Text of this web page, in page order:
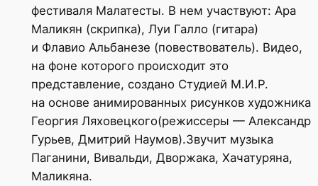
фестиваля Малатесты. В нем участвуют: Ара
Маликян (скрипка), Луи Галло (гитара)
и Флавио Альбанезе (повествователь). Видео,
на фоне которого происходит это
представление, создано Студией М.И.Р.
на основе анимированных рисунков художника
Георгия Ляховецкого(режиссеры — Александр
Гурьев, Дмитрий Наумов).Звучит музыка
Паганини, Вивальди, Дворжака, Хачатуряна,
Маликяна.